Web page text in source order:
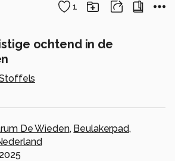
1
ochtend in de
De Wieden, Beulakerpad,